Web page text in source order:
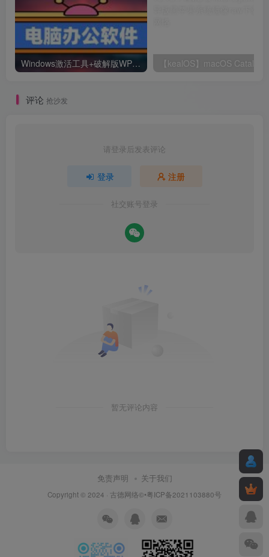
Windows激活工具+破解版WPS+破解版pdf(可编辑)+办公文件转换工具
评论 抢沙发
请登录后发表评论
登录 注册
社交账号登录
暂无评论内容
免责声明 关于我们
Copyright © 2024 · 古德网络©•粤ICP备2021103880号